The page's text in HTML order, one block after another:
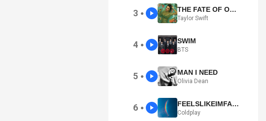
3 ● THE FATE OF OPHELIA
Taylor Swift
4 ● SWIM
BTS
5 ● MAN I NEED
Olivia Dean
6 ● FEELSLIKEIMFALLINGINLOVE
Coldplay